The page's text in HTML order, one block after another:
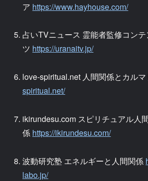
ア https://www.hayhouse.com/
占いTVニュース 霊能者監修コンテ
ツ https://uranaitv.jp/
love-spiritual.net 人間関係とカルマ
spiritual.net/
ikirundesu.com スピリチュアル人
係 https://ikirundesu.com/
波動研究塾 エネルギーと人間関係
labo.jp/